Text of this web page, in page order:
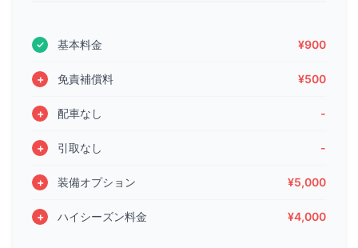
基本料金 ¥900
免責補償料 ¥500
配車なし -
引取なし -
装備オプション ¥5,000
ハイシーズン料金 ¥4,000